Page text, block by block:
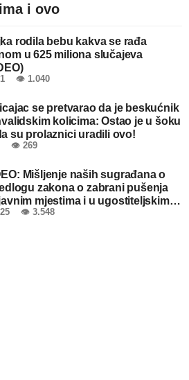
i ovo
rodila bebu kakva se rađa
u 625 miliona slučajeva
👁 1.040
se pretvarao da je beskućnik
kolicima: Ostao je u šoku
su prolaznici uradili ovo!
👁 269
Mišljenje naših sugrađana o
zakona o zabrani pušenja
mjestima i u ugostiteljskim
u FBiH
👁 3.548